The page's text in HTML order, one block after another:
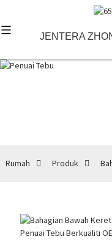
JENTERA
Rumah Produk